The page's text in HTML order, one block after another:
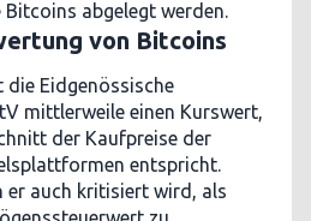
abgelegt werden.
von Bitcoins
Eidgenössische
mittlerweile einen Kurswert,
der Kaufpreise der
entspricht.
er auch kritisiert wird, als